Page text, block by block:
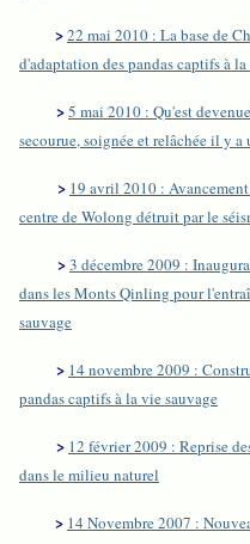
>22 mai 2010 : La base de
d'adaptation des pandas captifs à
>5 mai 2010 : Qu'est
secourue, soignée et relâchée il y a
> 19 avril 2010 :
centre de Wolong détruit par le
>3 décembre 2009 :
dans les Monts Qinling pour
sauvage
> 14 novembre 2009 :
pandas captifs à la vie sauvage
> 12 février 2009 : Reprise
dans le milieu naturel
> 14 Novembre 2007 :